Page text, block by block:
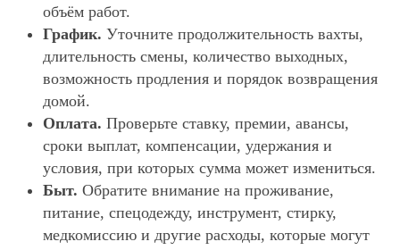
объём работ.
График. Уточните продолжительность вахты,
длительность смены, количество выходных,
возможность продления и порядок возвращения
домой.
Оплата. Проверьте ставку, премии, авансы,
сроки выплат, компенсации, удержания и
условия, при которых сумма может измениться.
Быт. Обратите внимание на проживание,
питание, спецодежду, инструмент, стирку,
медкомиссию и другие расходы, которые могут